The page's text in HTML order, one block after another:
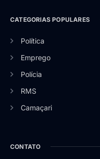
CATEGORIAS POPULARES
Política
Emprego
Polícia
RMS
Camaçari
CONTATO